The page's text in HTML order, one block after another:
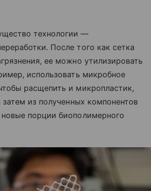
технологии —
После того как сетка
ее можно утилизировать
использовать микробное
расщепить и микропластик,
затем из полученных компонентов
новые порции биополимерного